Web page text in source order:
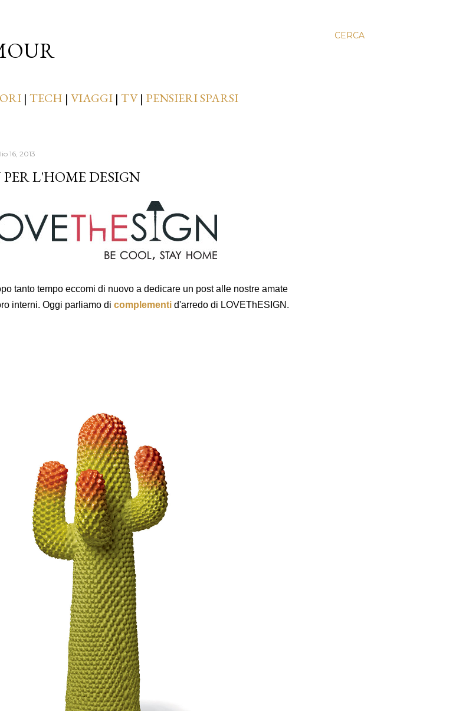
CERCA
| TECH | VIAGGI | TV| PENSIERI SPARSI
16, 2013
L'HOME DESIGN
tanto tempo eccomi di nuovo a dedicare un post alle nostre amate
interni. Oggi parliamo di complementid'arredo di LOVEThESIGN.